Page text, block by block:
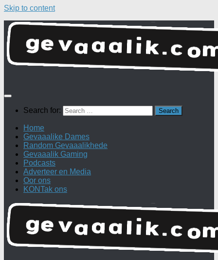
Skip to content
Search for:
Home
Gevaaalike Dames
Random Gevaaalikhede
Gevaaalik Gaming
Podcasts
Adverteer en Media
Oor ons
KONTak ons